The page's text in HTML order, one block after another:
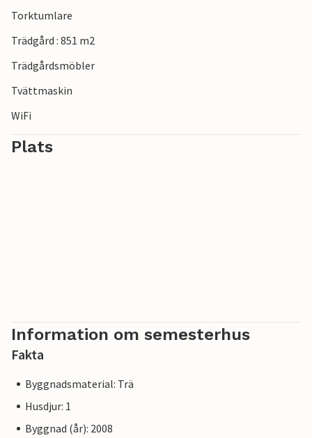
bekvämt räckhåll. Detta hus är den perfekta tillflyktsorten
Torktumlare
Trädgård : 851 m2
Trädgårdsmöbler
Tvättmaskin
WiFi
Plats
Information om semesterhus
Fakta
Byggnadsmaterial: Trä
Husdjur: 1
Byggnad (år): 2008